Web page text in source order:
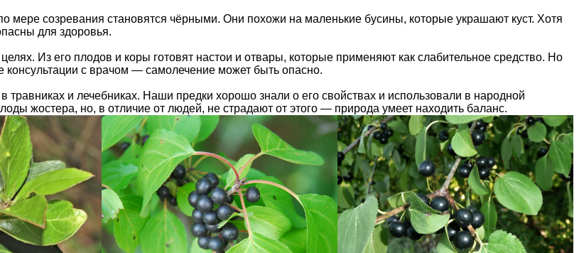
созревания становятся чёрными. Они похожи на маленькие бусины, которые украшают куст. Хотя
для здоровья.
Из его плодов и коры готовят настои и отвары, которые применяют как слабительное средство. Но
консультации с врачом — самолечение может быть опасно.
и лечебниках. Наши предки хорошо знали о его свойствах и использовали в народной
жостера, но, в отличие от людей, не страдают от этого — природа умеет находить баланс.